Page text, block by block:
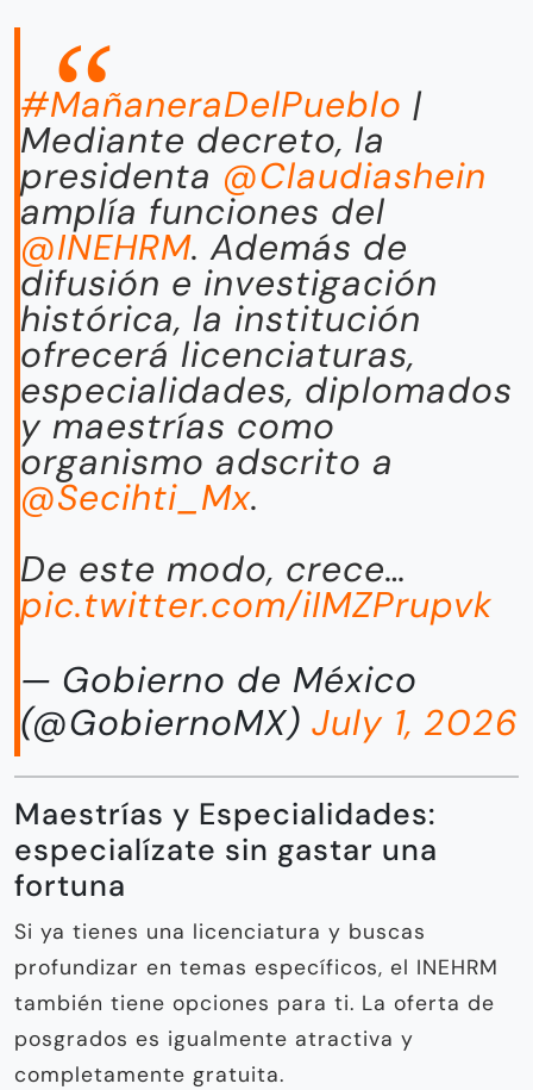
#MañaneraDelPueblo |
Mediante decreto, la
presidenta @Claudiashein
amplía funciones del
@INEHRM. Además de
difusión e investigación
histórica, la institución
ofrecerá licenciaturas,
especialidades, diplomados
y maestrías como
organismo adscrito a
@Secihti_Mx.
De este modo, crece…
pic.twitter.com/iIMZPrupvk
— Gobierno de México
(@GobiernoMX) July 1, 2026
Maestrías y Especialidades:
especialízate sin gastar una
fortuna
Si ya tienes una licenciatura y buscas
profundizar en temas específicos, el INEHRM
también tiene opciones para ti. La oferta de
posgrados es igualmente atractiva y
completamente gratuita.